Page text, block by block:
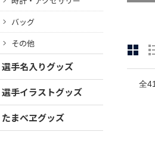
バッグ
その他
選手名入りグッズ
選手イラストグッズ
たまべヱグッズ
全